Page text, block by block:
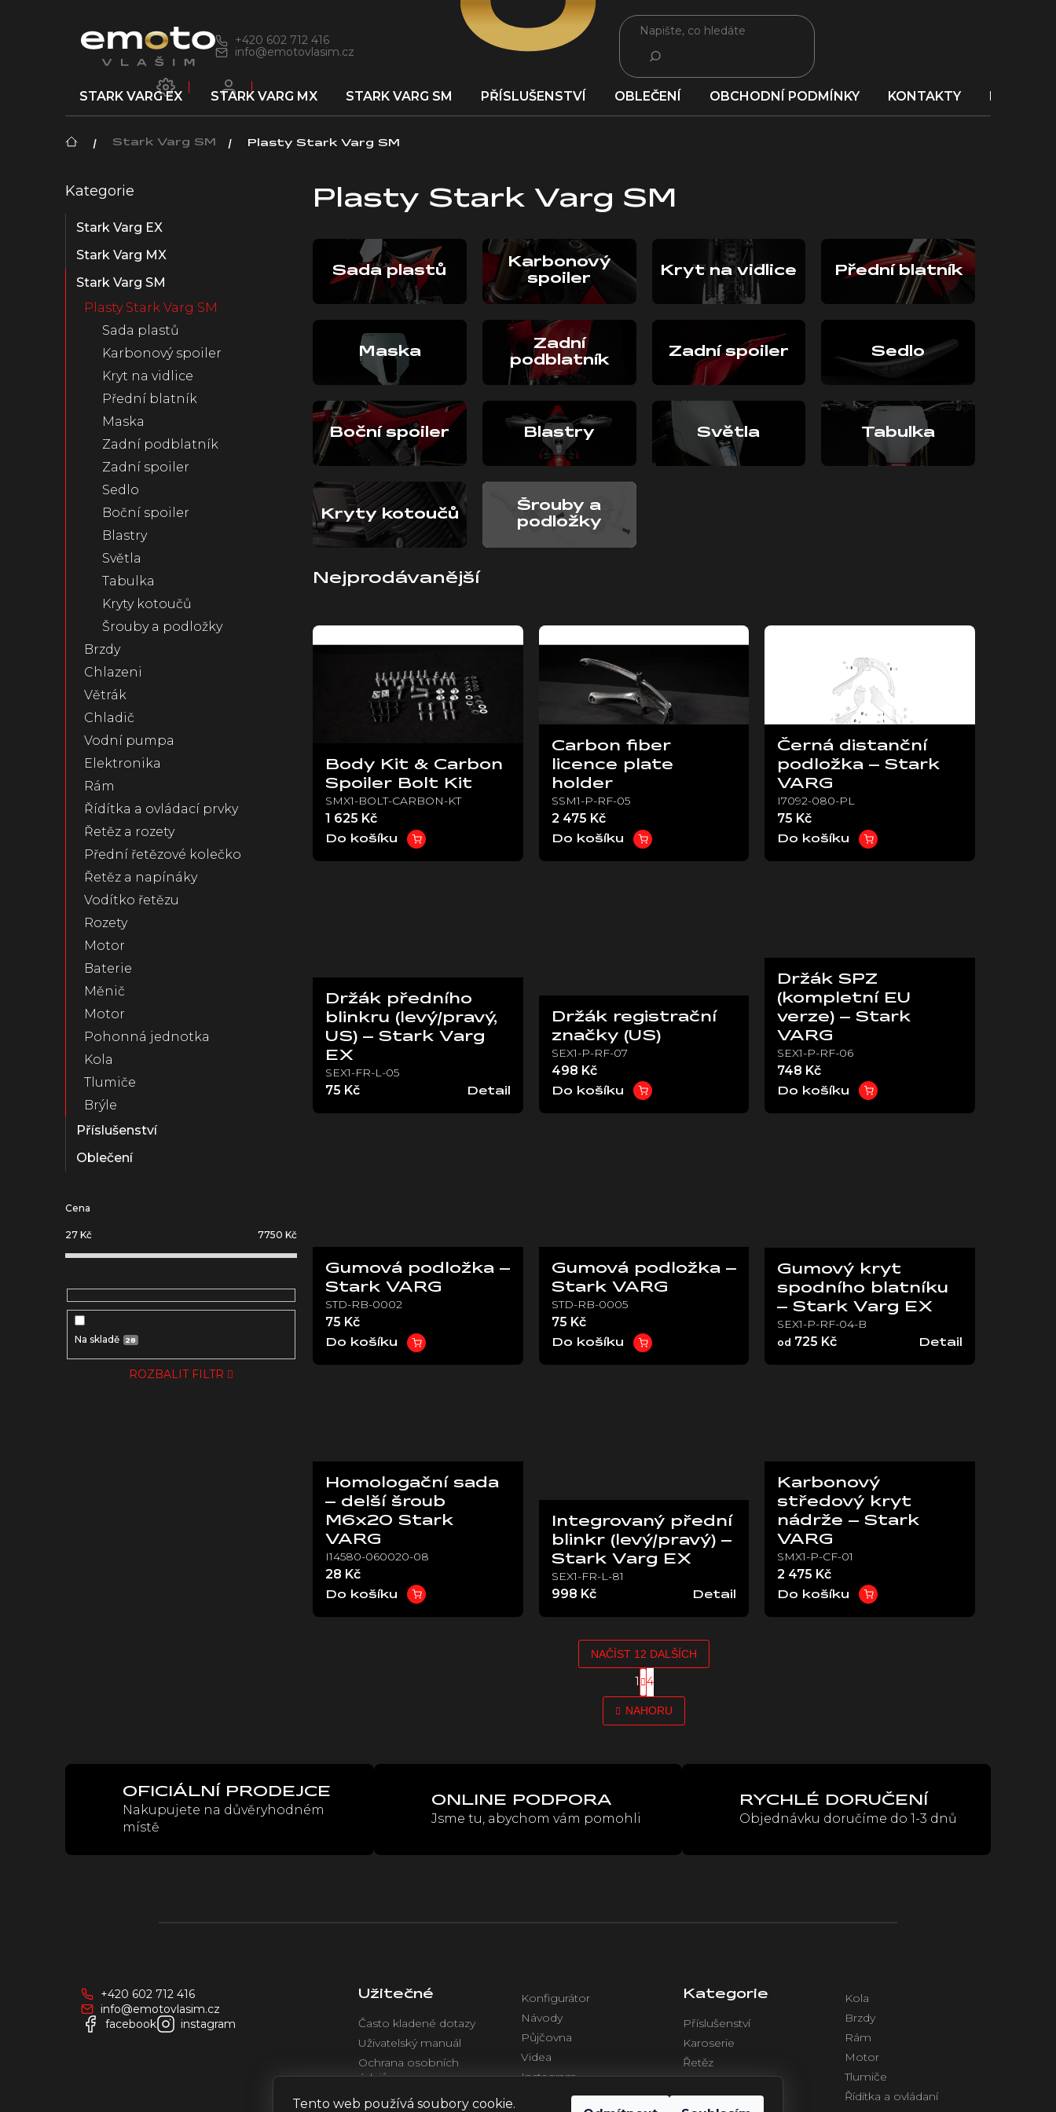
Tento web používá soubory cookie.
+420 602 712 416
info@emotovlasim.cz
HLEDAT
STARK VARG EX STARK VARG MX STARK VARG SM PŘÍSLUŠENSTVÍ OBLEČENÍ OBCHODNÍ PODMÍNKY KONTAKTY
DomůStark Varg SM Plasty Stark Varg SM
o
s
a
n
Přeskočit
Kategorie
Stark Varg EX
Stark Varg MX
Stark Varg SM
Plasty Stark Varg SM
Sada plastů
Karbonový spoiler
Kryt na vidlice
Přední blatník
Maska
Zadní podblatník
Zadní spoiler
Sedlo
Boční spoiler
Blastry
Světla
Tabulka
Kryty kotoučů
Šrouby a podložky
Brzdy
Chlazeni
Větrák
Chladič
Vodní pumpa
Elektronika
Rám
Řídítka a ovládací prvky
Řetěz a rozety
Přední řetězové kolečko
Řetěz a napínáky
Vodítko řetězu
Rozety
Motor
Baterie
Měnič
Motor
Pohonná jednotka
Kola
Tlumiče
Brýle
Příslušenství
Oblečení
Cena
27 Kč 7750 Kč
Na skladě 28
ROZBALIT FILTR
Plasty Stark Varg SM
Sada plastů
Karbonový
spoiler
Kryt na vidlice Přední blatník
Maska
Zadní
podblatník
Zadní spoiler Sedlo
Boční spoiler Blastry Světla Tabulka
Kryty kotoučů
Šrouby a
podložky
Nejprodávanější
V
ý
Body Kit & Carbon
Spoiler Bolt Kit
SMX1-BOLT-CARBON-KT
1 625 Kč
Do košíku
Carbon fiber
licence plate
holder
SSM1-P-RF-05
2 475 Kč
Do košíku
Černá distanční
podložka – Stark
VARG
I7092-080-PL
75 Kč
Do košíku
Držák předního
blinkru (levý/pravý,
US) – Stark Varg
EX
SEX1-FR-L-05
75 Kč Detail
Držák registrační
značky (US)
SEX1-P-RF-07
498 Kč
Do košíku
Držák SPZ
(kompletní EU
verze) – Stark
VARG
SEX1-P-RF-06
748 Kč
Do košíku
Gumová podložka –
Stark VARG
STD-RB-0002
75 Kč
Do košíku
Gumová podložka –
Stark VARG
STD-RB-0005
75 Kč
Do košíku
Gumový kryt
spodního blatníku
– Stark Varg EX
SEX1-P-RF-04-B
od 725 Kč Detail
Homologační sada
– delší šroub
M6x20 Stark
VARG
I14580-060020-08
28 Kč
Do košíku
Integrovaný přední
blinkr (levý/pravý) –
Stark Varg EX
SEX1-FR-L-81
998 Kč Detail
Karbonový
středový kryt
nádrže – Stark
VARG
SMX1-P-CF-01
2 475 Kč
Do košíku
O
v
l
a
k
NAČÍST 12 DALŠÍCH
S
t
r
á
n
v
1 4
NAHORU
OFICIÁLNÍ PRODEJCE
Nakupujete na důvěryhodném
místě
ONLINE PODPORA
Jsme tu, abychom vám pomohli
RYCHLÉ DORUČENÍ
Objednávku doručíme do 1-3 dnů
+420 602 712 416
info@emotovlasim.cz
facebook
instagram
Užitečné
Často kladené dotazy
Uživatelský manuál
Ochrana osobních
údajů
Obchodní podmínky
Konfigurátor
Návody
Půjčovna
Videa
Instagram
Facebook
Kategorie
Příslušenství
Karoserie
Řetěz
Kola
Brzdy
Rám
Motor
Tlumiče
Řídítka a ovládaní